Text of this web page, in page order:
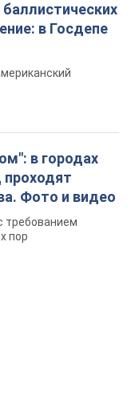
в Госдепе
в городах
Фото и видео
требованием
пор